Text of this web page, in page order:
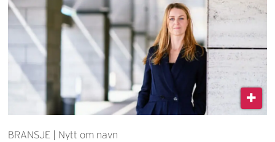
BRANSJE | Nytt om navn